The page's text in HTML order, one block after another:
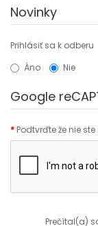
Novinky
Prihlásiť sa k odberu
Áno
Nie
Google
Podtvrďte že nie
Prečítal(a)